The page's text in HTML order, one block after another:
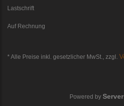
Lastschrift
Auf Rechnung
* Alle Preise inkl. gesetzlicher MwSt., zzgl.
Powered by